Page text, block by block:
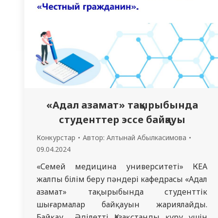
«Адал азамат» тақырыбында
студенттер эссе байқауы
Конкурстар Автор: Алтынай Абылкасимова
09.04.2024
«Семей медицина университеті» КЕАҚ
жалпы білім беру пәндері кафедрасы «Адал
азамат» тақырыбында студенттік
шығармалар байқауын жариялайды.